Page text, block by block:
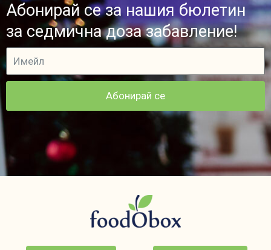
Абонирай се за нашия бюлетин
за седмична доза забавление!
Абонирай се